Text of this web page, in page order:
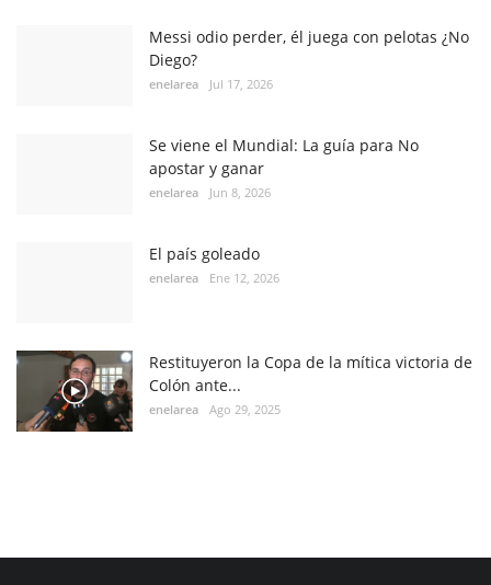
Messi odio perder, él juega con pelotas ¿No
Diego?
enelarea Jul 17, 2026
Se viene el Mundial: La guía para No
apostar y ganar
enelarea Jun 8, 2026
El país goleado
enelarea Ene 12, 2026
Restituyeron la Copa de la mítica victoria de
Colón ante...
enelarea Ago 29, 2025